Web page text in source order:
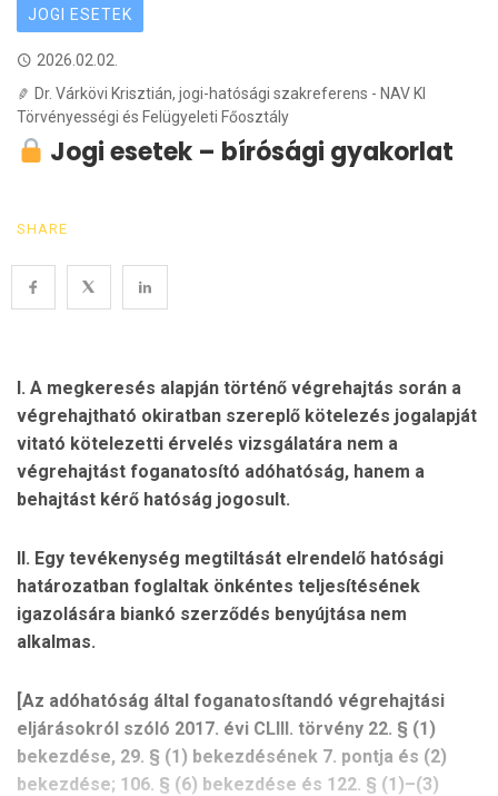
JOGI ESETEK
2026.02.02.
Dr. Várkövi Krisztián, jogi-hatósági szakreferens - NAV KI
Törvényességi és Felügyeleti Főosztály
Jogi esetek – bírósági gyakorlat
SHARE
I. A megkeresés alapján történő végrehajtás során a
végrehajtható okiratban szereplő kötelezés jogalapját
vitató kötelezetti érvelés vizsgálatára nem a
végrehajtást foganatosító adóhatóság, hanem a
behajtást kérő hatóság jogosult.
II. Egy tevékenység megtiltását elrendelő hatósági
határozatban foglaltak önkéntes teljesítésének
igazolására biankó szerződés benyújtása nem
alkalmas.
[Az adóhatóság által foganatosítandó végrehajtási
eljárásokról szóló 2017. évi CLIII. törvény 22. § (1)
bekezdése, 29. § (1) bekezdésének 7. pontja és (2)
bekezdése; 106. § (6) bekezdése és 122. § (1)–(3)